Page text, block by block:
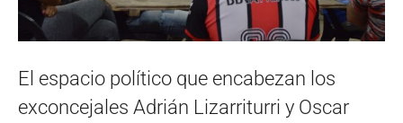
El espacio político que encabezan los
exconcejales Adrián Lizarriturri y Oscar